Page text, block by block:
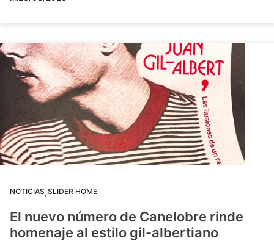
NOTICIAS,SLIDER HOME
El nuevo número de Canelobre rinde
homenaje al estilo gil-albertiano